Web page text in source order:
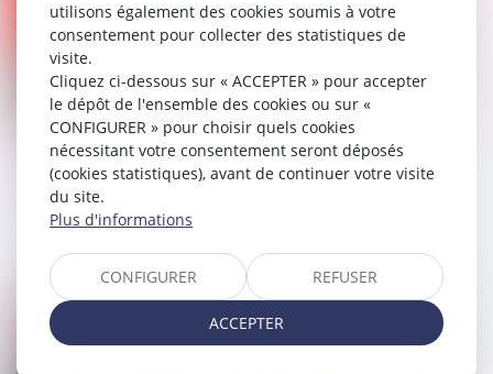
Procès équitable : les juges doivent
rechercher la comparution de la
victime mineure avant de la dispenser
d’audience !
Droit public
utilisons également des cookies soumis à votre
consentement pour collecter des statistiques de
visite.
Cliquez ci-dessous sur « ACCEPTER » pour accepter
le dépôt de l'ensemble des cookies ou sur «
CONFIGURER » pour choisir quels cookies
nécessitant votre consentement seront déposés
(cookies statistiques), avant de continuer votre visite
du site.
Plus d'informations
CONFIGURER REFUSER
ACCEPTER